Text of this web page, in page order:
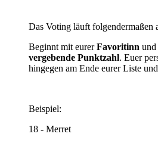
Das Voting läuft folgendermaßen
Beginnt mit eurerFavoritinn und
vergebende Punktzahl. Euer
hingegen am Ende eurer Liste
Beispiel:
18 - Merret